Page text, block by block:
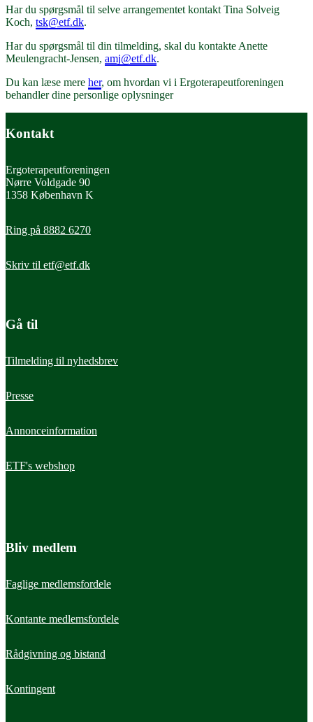
Har du spørgsmål til selve arrangementet kontakt Tina Solveig
Koch, tsk@etf.dk.
Har du spørgsmål til din tilmelding, skal du kontakte Anette
Meulengracht-Jensen, amj@etf.dk.
Du kan læse mere her, om hvordan vi i Ergoterapeutforeningen
behandler dine personlige oplysninger
Kontakt
Ergoterapeutforeningen
Nørre Voldgade 90
1358 København K
Ring på 8882 6270
Skriv til etf@etf.dk
Gå til
Tilmelding til nyhedsbrev
Presse
Annonceinformation
ETF's webshop
Bliv medlem
Faglige medlemsfordele
Kontante medlemsfordele
Rådgivning og bistand
Kontingent